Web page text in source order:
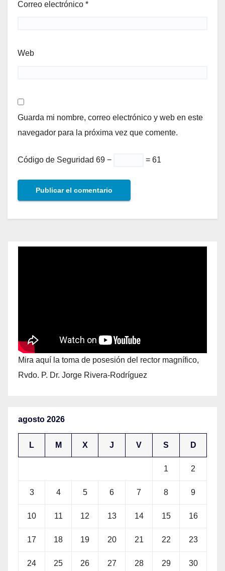
Correo electrónico *
Web
Guarda mi nombre, correo electrónico y web en este
navegador para la próxima vez que comente.
Código de Seguridad 69 − = 61
Mira aquí la toma de posesión del rector magnífico,
Rvdo. P. Dr. Jorge Rivera-Rodríguez
agosto 2026
L M X J V S D
1 2
3 4 5 6 7 8 9
10 11 12 13 14 15 16
17 18 19 20 21 22 23
24 25 26 27 28 29 30